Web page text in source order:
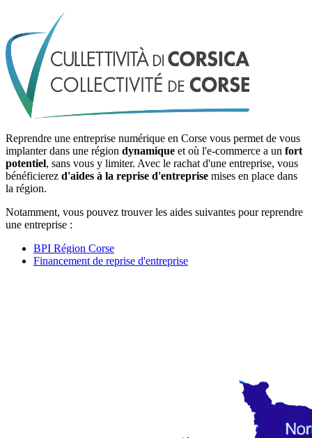
Reprendre une entreprise numérique en Corse vous permet de vous
implanter dans une région dynamique et où l'e-commerce a un fort
potentiel, sans vous y limiter. Avec le rachat d'une entreprise, vous
bénéficierez d'aides à la reprise d'entreprise mises en place dans
la région.
Notamment, vous pouvez trouver les aides suivantes pour reprendre
une entreprise :
BPI Région Corse
Financement de reprise d'entreprise